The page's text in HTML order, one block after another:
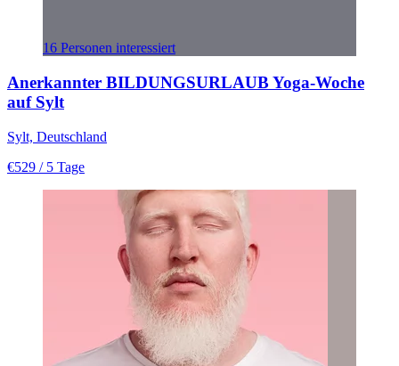
16 Personen interessiert
Anerkannter BILDUNGSURLAUB Yoga-Woche
auf Sylt
Sylt, Deutschland
€529 / 5 Tage